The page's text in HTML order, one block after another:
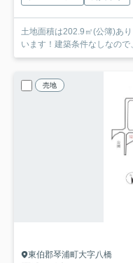
土地面積は202.9㎡(公簿)あ
います！建築条件なしなの
売地
東伯郡琴浦町大字八橋